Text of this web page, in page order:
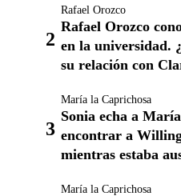
Rafael Orozco
Rafael Orozco
en la universidad.
su relación con
María la Caprichosa
Sonia echa a
encontrar a
mientras estaba
María la Caprichosa